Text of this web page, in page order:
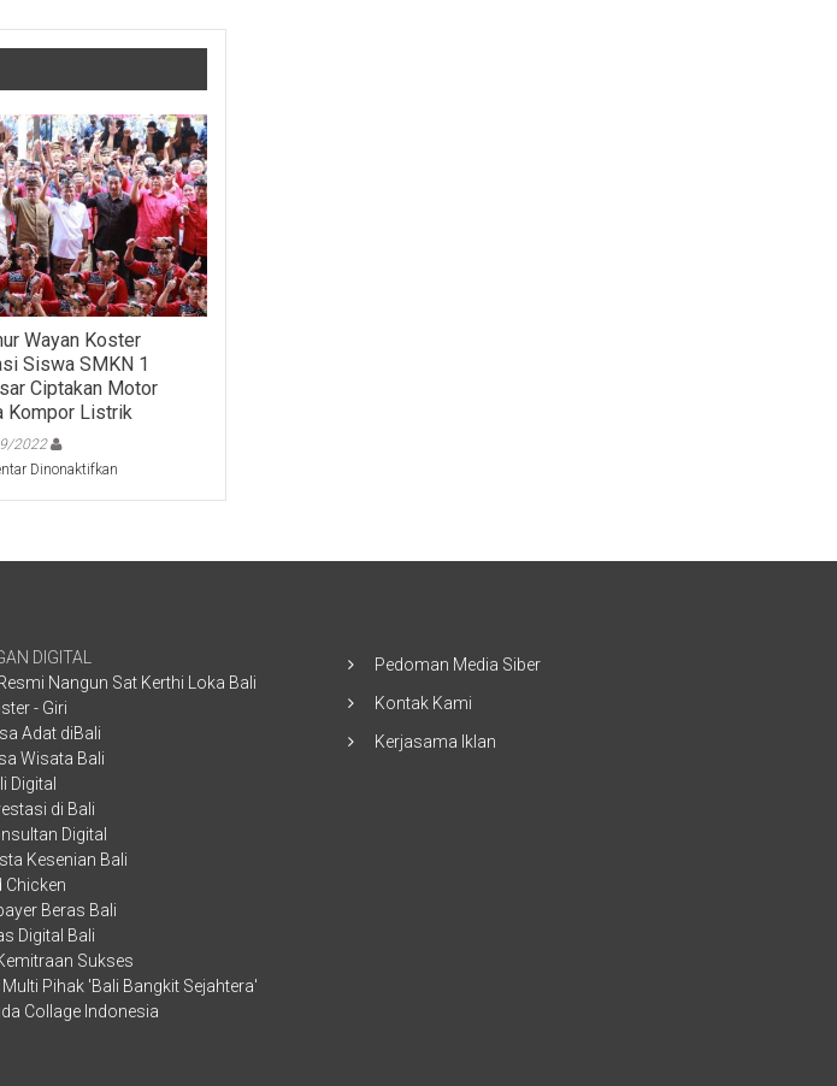
Wayan Koster
Siswa SMKN 1
Ciptakan Motor
Kompor Listrik
2022
Dinonaktifkanpada
Motor
DIGITAL
Nangun Sat Kerthi Loka Bali
- Giri
Adat diBali
Wisata Bali
Digital
di Bali
Digital
Kesenian Bali
Chicken
Beras Bali
Digital Bali
Sukses
Pihak 'Bali Bangkit Sejahtera'
Collage Indonesia
Pedoman Media Siber
Kontak Kami
Kerjasama Iklan